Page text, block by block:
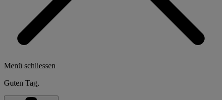
Menü schliessen
Guten Tag,